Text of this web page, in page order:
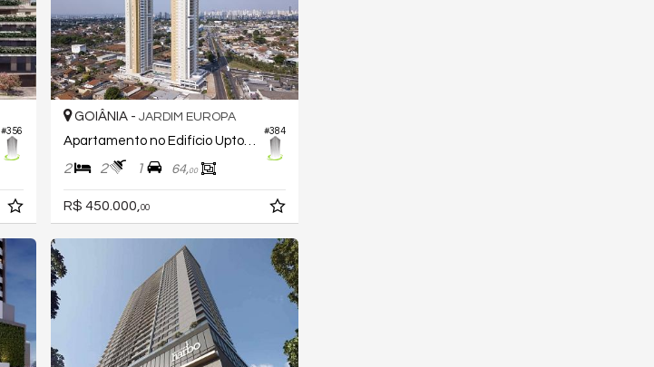
#356 #384
GOIÂNIA - JARDIM EUROPA
Apartamento no Edifício Uptown Home
2 2 1 64,00
R$ 450.000,00